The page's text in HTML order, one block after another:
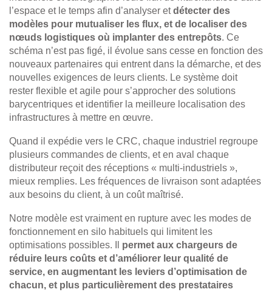
l’espace et le temps afin d’analyser etdétecter des
modèles pour mutualiser les flux, et de localiser des
nœuds logistiques où implanter des entrepôts. Ce
schéma n’est pas figé, il évolue sans cesse en fonction des
nouveaux partenaires qui entrent dans la démarche, et des
nouvelles exigences de leurs clients. Le système doit
rester flexible et agile pour s’approcher des solutions
barycentriques et identifier la meilleure localisation des
infrastructures à mettre en œuvre.
Quand il expédie vers le CRC, chaque industriel regroupe
plusieurs commandes de clients, et en aval chaque
distributeur reçoit des réceptions « multi-industriels »,
mieux remplies. Les fréquences de livraison sont adaptées
aux besoins du client, à un coût maîtrisé.
Notre modèle est vraiment en rupture avec les modes de
fonctionnement en silo habituels qui limitent les
optimisations possibles. Il permet aux chargeurs de
réduire leurs coûts et d’améliorer leur qualité de
service, en augmentant les leviers d’optimisation de
chacun, et plus particulièrement des prestataires